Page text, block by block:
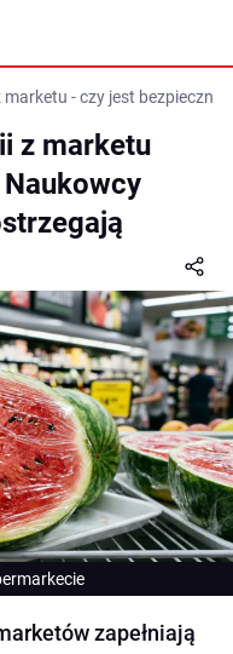
- czy jest
z marketu
zapełniają